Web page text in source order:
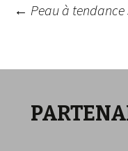
des
articles
← Peau à tendance